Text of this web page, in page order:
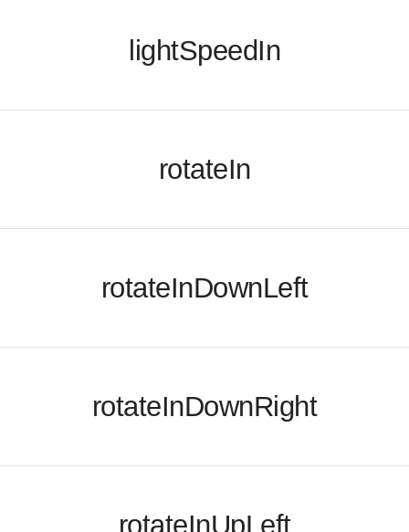
lightSpeedIn
rotateIn
rotateInDownLeft
rotateInDownRight
rotateInUpLeft